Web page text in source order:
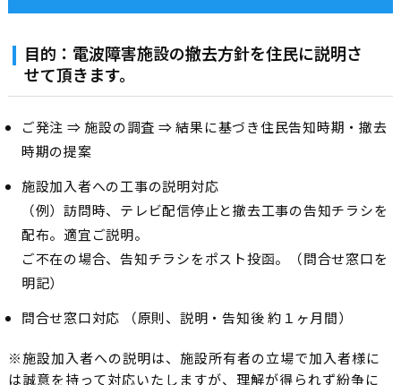
目的：電波障害施設の撤去方針を住民に説明さ
せて頂きます。
ご発注 ⇒ 施設の調査 ⇒ 結果に基づき住民告知時期・撤去
時期の提案
施設加入者への工事の説明対応
（例）訪問時、テレビ配信停止と撤去工事の告知チラシを
配布。適宜ご説明。
ご不在の場合、告知チラシをポスト投函。（問合せ窓口を
明記）
問合せ窓口対応 （原則、説明・告知後 約１ヶ月間）
※施設加入者への説明は、施設所有者の立場で加入者様に
は誠意を持って対応いたしますが、理解が得られず紛争に